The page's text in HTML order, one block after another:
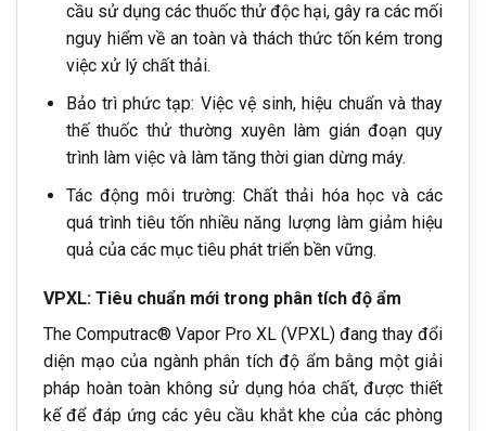
cầu sử dụng các thuốc thử độc hại, gây ra các mối
nguy hiểm về an toàn và thách thức tốn kém trong
việc xử lý chất thải.
Bảo trì phức tạp: Việc vệ sinh, hiệu chuẩn và thay
thế thuốc thử thường xuyên làm gián đoạn quy
trình làm việc và làm tăng thời gian dừng máy.
Tác động môi trường: Chất thải hóa học và các
quá trình tiêu tốn nhiều năng lượng làm giảm hiệu
quả của các mục tiêu phát triển bền vững.
VPXL: Tiêu chuẩn mới trong phân tích độ ẩm
The Computrac® Vapor Pro XL (VPXL) đang thay đổi
diện mạo của ngành phân tích độ ẩm bằng một giải
pháp hoàn toàn không sử dụng hóa chất, được thiết
kế để đáp ứng các yêu cầu khắt khe của các phòng